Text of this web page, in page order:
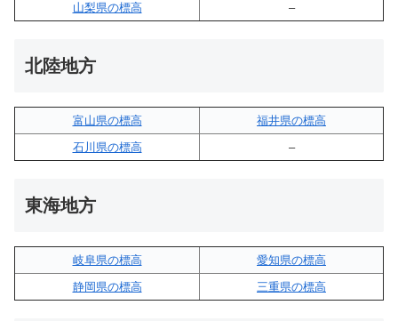
山梨県の標高
–
北陸地方
富山県の標高
福井県の標高
石川県の標高
–
東海地方
岐阜県の標高
愛知県の標高
静岡県の標高
三重県の標高